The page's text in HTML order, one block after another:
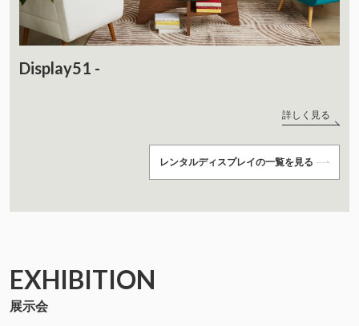
Display51 -
詳しく見る
レンタルディスプレイの一覧を見る
EXHIBITION
展示会